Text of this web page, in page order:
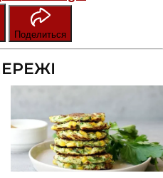
Поделиться